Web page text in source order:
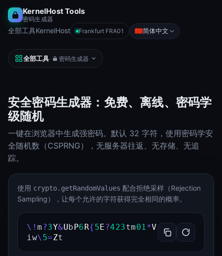
KernelHost Tools
密码生成器
全部工具KernelHost Frankfurt FRA01 简体中文
全部工具· 密码生成器
安全密码生成器：免费、离线、密码学
级随机
一键在浏览器中生成强密码。默认 32 字符，使用密码学安
全随机数（CSPRNG），无服务器往返、无存储、无追
踪。
使用 crypto.getRandomValues 配合拒绝采样（Rejection
Sampling），让每个允许的字符获得完全相同的概率。
\ ! m ?3Y&UbP6R{ 5E ?423tm01*V
iw\ 5=Zt